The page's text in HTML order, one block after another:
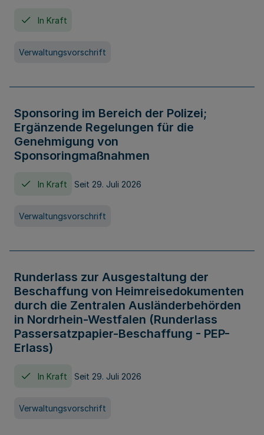
In Kraft
Verwaltungsvorschrift
Sponsoring im Bereich der Polizei;
Ergänzende Regelungen für die
Genehmigung von
Sponsoringmaßnahmen
In Kraft Seit 29. Juli 2026
Verwaltungsvorschrift
Runderlass zur Ausgestaltung der
Beschaffung von Heimreisedokumenten
durch die Zentralen Ausländerbehörden
in Nordrhein-Westfalen (Runderlass
Passersatzpapier-Beschaffung - PEP-
Erlass)
In Kraft Seit 29. Juli 2026
Verwaltungsvorschrift